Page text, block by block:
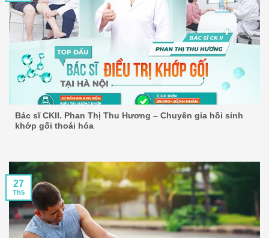
Bác sĩ CKII. Phan Thị Thu Hương – Chuyên gia hồi sinh
khớp gối thoái hóa
27
Th5